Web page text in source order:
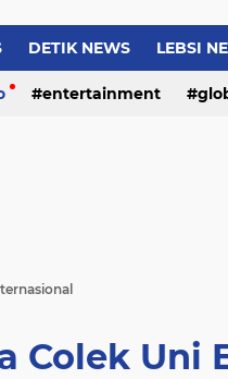
DETIK NEWS LEBSI
entertainment
Colek Uni